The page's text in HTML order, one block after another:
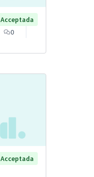
Acceptada
0
Acceptada